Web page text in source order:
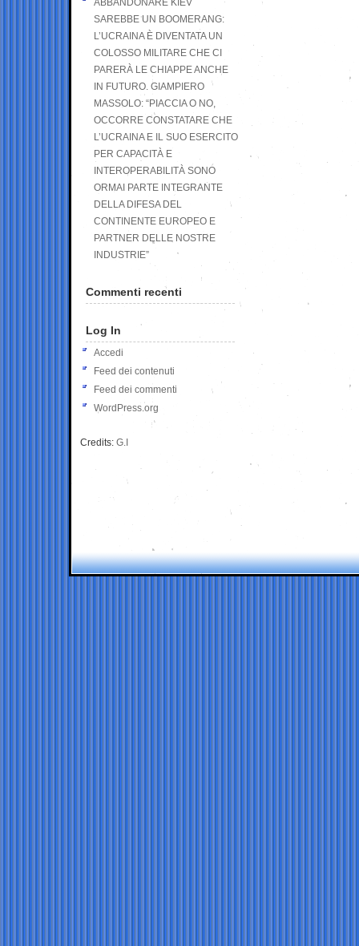
ABBANDONARE KIEV
SAREBBE UN BOOMERANG:
L’UCRAINA È DIVENTATA UN
COLOSSO MILITARE CHE CI
PARERÀ LE CHIAPPE ANCHE
IN FUTURO. GIAMPIERO
MASSOLO: “PIACCIA O NO,
OCCORRE CONSTATARE CHE
L’UCRAINA E IL SUO ESERCITO
PER CAPACITÀ E
INTEROPERABILITÀ SONO
ORMAI PARTE INTEGRANTE
DELLA DIFESA DEL
CONTINENTE EUROPEO E
PARTNER DELLE NOSTRE
INDUSTRIE”
Commenti recenti
Log In
Accedi
Feed dei contenuti
Feed dei commenti
WordPress.org
Credits: G.I